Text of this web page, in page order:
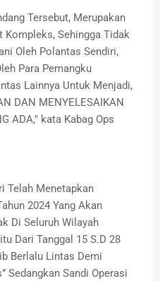
Tersebut, Merupakan
Kompleks, Sehingga Tidak
Oleh Polantas Sendiri,
Para Pemangku
Lainnya Untuk Menjadi,
DAN MENYELESAIKAN
ADA," kata Kabag Ops
Telah Menetapkan
2024 Yang Akan
Di Seluruh Wilayah
Dari Tanggal 15 S.D 28
Berlalu Lintas Demi
Sedangkan Sandi Operasi